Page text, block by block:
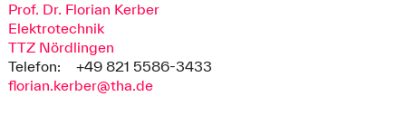
Prof. Dr. Florian Kerber
Elektrotechnik
TTZ Nördlingen
Telefon:
+49 821 5586-3433
florian.kerber@tha.de